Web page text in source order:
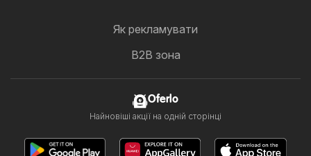
Як рекламувати
B2B зона
Oferlo
Найновіші акції на одній сторінці